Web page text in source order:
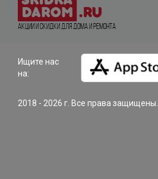
Акции и Скидки для дома и ремонта
Ищите нас
на:
2018 - 2026 г. Все права защищены.